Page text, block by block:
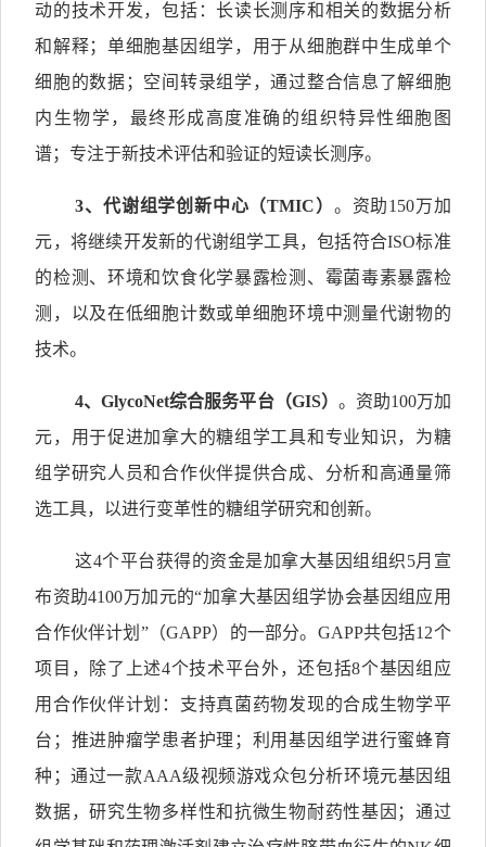
动的技术开发，包括：长读长测序和相关的数据分析
和解释；单细胞基因组学，用于从细胞群中生成单个
细胞的数据；空间转录组学，通过整合信息了解细胞
内生物学，最终形成高度准确的组织特异性细胞图
谱；专注于新技术评估和验证的短读长测序。
3、 代谢组学创新中心（TMIC） 。资助150万加
元，将继续开发新的代谢组学工具，包括符合ISO标准
的检测、环境和饮食化学暴露检测、 霉菌毒素暴露检
测，以及在低细胞计数或单细胞环境中测量代谢物的
技术。
4、GlycoNet综合服务平台（GIS） 。资助100万加
元，用于促进加拿大的糖组学工具和专业知识，为糖
组学研究人员和合作伙伴提供合成、分析和高通量筛
选工具，以进行变革性的糖组学研究和创新。
这4个平台获得的资金是加拿大基因组组织5月宣
布资助4100万加元的“加拿大基因组学协会基因组应用
合作伙伴计划”（GAPP）的一部分。GAPP共包括12个
项目，除了上述4个技术平台外，还包括8个基因组应
用合作伙伴计划：支持真菌药物发现的合成生物学平
台；推进肿瘤学患者护理；利用基因组学进行蜜蜂育
种；通过一款AAA级视频游戏众包分析环境元基因组
数据，研究生物多样性和抗微生物耐药性基因；通过